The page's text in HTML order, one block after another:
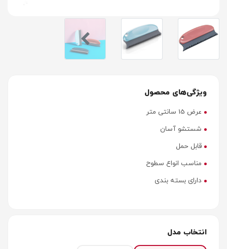
ویژگی‌های محصول
عرض 15 سانتی متر
شستشو آسان
قابل حمل
مناسب انواع سطوح
دارای بسته بندی
انتخاب مدل